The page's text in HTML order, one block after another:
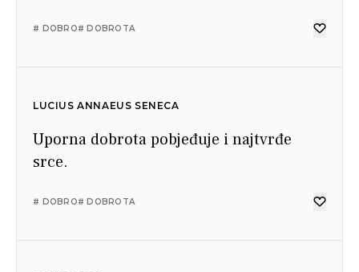
# DOBRO# DOBROTA
LUCIUS ANNAEUS SENECA
Uporna dobrota pobjeđuje i najtvrđe
srce.
# DOBRO# DOBROTA